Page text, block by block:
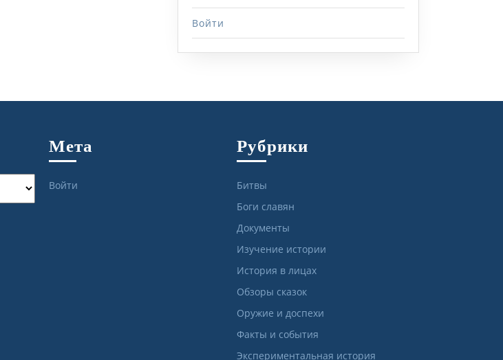
Войти
Мета
Войти
Рубрики
Битвы
Боги славян
Документы
Изучение истории
История в лицах
Обзоры сказок
Оружие и доспехи
Факты и события
Экспериментальная история